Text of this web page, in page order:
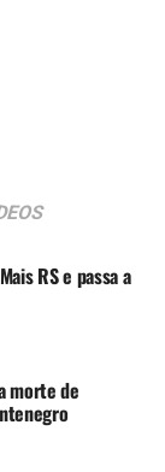
RS e passa a
morte de